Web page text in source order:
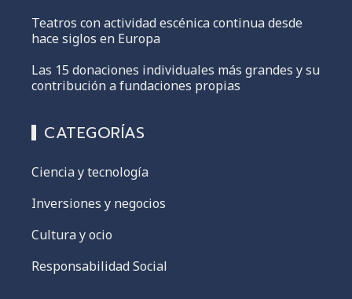
Teatros con actividad escénica continua desde
hace siglos en Europa
Las 15 donaciones individuales más grandes y su
contribución a fundaciones propias
CATEGORÍAS
Ciencia y tecnología
Inversiones y negocios
Cultura y ocio
Responsabilidad Social